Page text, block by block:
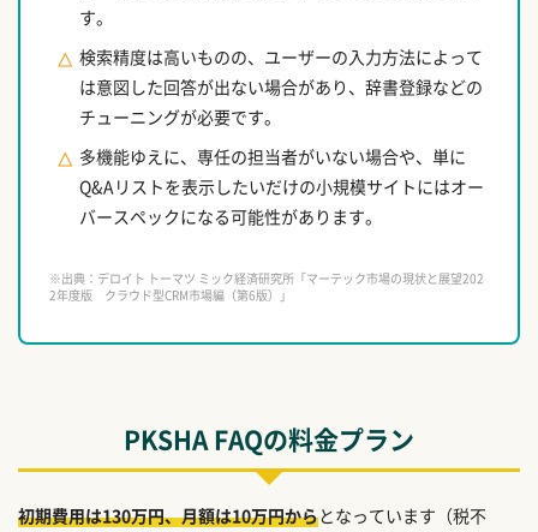
す。
検索精度は高いものの、ユーザーの入力方法によって
は意図した回答が出ない場合があり、辞書登録などの
チューニングが必要です。
多機能ゆえに、専任の担当者がいない場合や、単に
Q&Aリストを表示したいだけの小規模サイトにはオー
バースペックになる可能性があります。
※出典：デロイト トーマツ ミック経済研究所「マーテック市場の現状と展望202
2年度版 クラウド型CRM市場編（第6版）」
PKSHA FAQの料金プラン
初期費用は130万円、月額は10万円からとなっています（税不